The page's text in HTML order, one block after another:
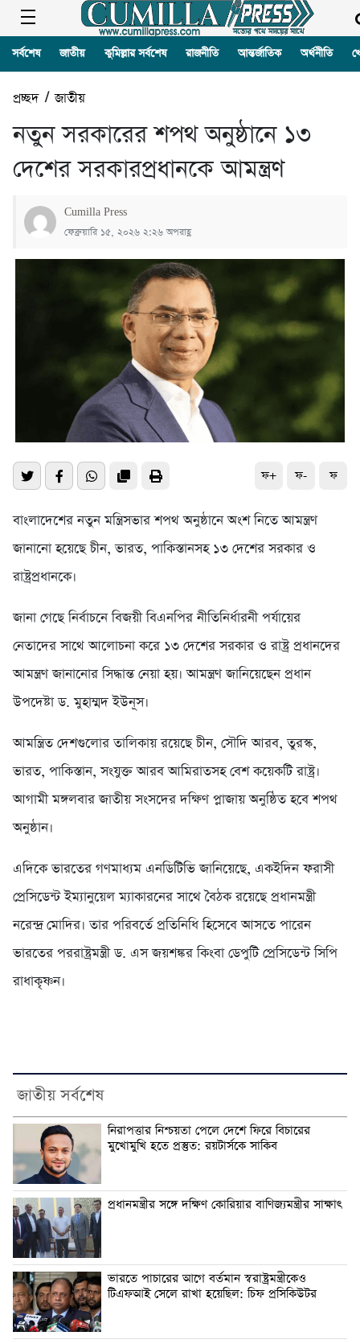
সর্বশেষ জাতীয় কুমিল্লার সর্বশেষ রাজনীতি আন্তর্জাতিক অর্থনীতি
প্রচ্ছদ/জাতীয়
নতুন সরকারের শপথ অনুষ্ঠানে ১৩
দেশের সরকারপ্রধানকে আমন্ত্রণ
Cumilla Press
ফেব্রুয়ারি ১৫, ২০২৬ ২:২৬ অপরাহ্ণ
ফ+ ফ- ফ
বাংলাদেশের নতুন মন্ত্রিসভার শপথ অনুষ্ঠানে অংশ নিতে আমন্ত্রণ
জানানো হয়েছে চীন, ভারত, পাকিস্তানসহ ১৩ দেশের সরকার ও
রাষ্ট্রপ্রধানকে।
জানা গেছে নির্বাচনে বিজয়ী বিএনপির নীতিনির্ধারনী পর্যায়ের
নেতাদের সাথে আলোচনা করে ১৩ দেশের সরকার ও রাষ্ট্র প্রধানদের
আমন্ত্রণ জানানোর সিদ্ধান্ত নেয়া হয়। আমন্ত্রণ জানিয়েছেন প্রধান
উপদেষ্টা ড. মুহাম্মদ ইউনূস।
আমন্ত্রিত দেশগুলোর তালিকায় রয়েছে চীন, সৌদি আরব, তুরস্ক,
ভারত, পাকিস্তান, সংযুক্ত আরব আমিরাতসহ বেশ কয়েকটি রাষ্ট্র।
আগামী মঙ্গলবার জাতীয় সংসদের দক্ষিণ প্লাজায় অনুষ্ঠিত হবে শপথ
অনুষ্ঠান।
এদিকে ভারতের গণমাধ্যম এনডিটিভি জানিয়েছে, একইদিন ফরাসী
প্রেসিডেন্ট ইম্যানুয়েল ম্যাকারনের সাথে বৈঠক রয়েছে প্রধানমন্ত্রী
নরেন্দ্র মোদির। তার পরিবর্তে প্রতিনিধি হিসেবে আসতে পারেন
ভারতের পররাষ্ট্রমন্ত্রী ড. এস জয়শঙ্কর কিংবা ডেপুটি প্রেসিডেন্ট সিপি
রাধাকৃষ্ণন।
জাতীয় সর্বশেষ
নিরাপত্তার নিশ্চয়তা পেলে দেশে ফিরে বিচারের
মুখোমুখি হতে প্রস্তুত: রয়টার্সকে সাকিব
প্রধানমন্ত্রীর সঙ্গে দক্ষিণ কোরিয়ার বাণিজ্যমন্ত্রীর সাক্ষাৎ
ভারতে পাচারের আগে বর্তমান স্বরাষ্ট্রমন্ত্রীকেও
টিএফআই সেলে রাখা হয়েছিল: চিফ প্রসিকিউটর